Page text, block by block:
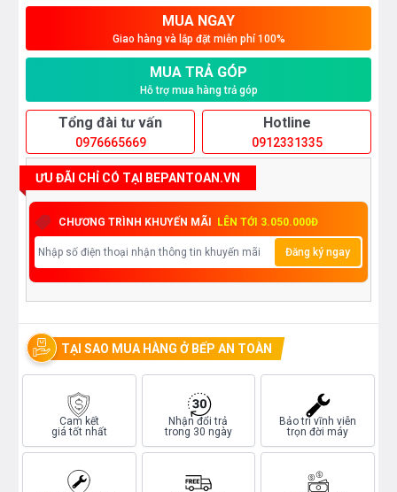
MUA NGAY
Giao hàng và lắp đặt miễn phí 100%
MUA TRẢ GÓP
Hỗ trợ mua hàng trả góp
Tổng đài tư vấn
0976665669
Hotline
0912331335
ƯU ĐÃI CHỈ CÓ TẠI BEPANTOAN.VN
CHƯƠNG TRÌNH KHUYẾN MÃI LÊN TỚI 3.050.000Đ
Đăng ký ngay
TẠI SAO MUA HÀNG Ở BẾP AN TOÀN
Cam kết
giá tốt nhất
Nhận đổi trả
trong 30 ngày
Bảo trì vĩnh viễn
trọn đời máy